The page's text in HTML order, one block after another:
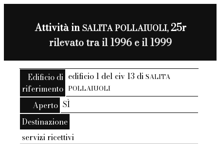
Attività inSALITA POLLAIUOLI,25r
rilevato tra il 1996 e il 1999
Edificio di
riferimento
edificio 1 del civ 13 diSALITA
POLLAIUOLI
Aperto SÌ
Destinazione
servizi ricettivi